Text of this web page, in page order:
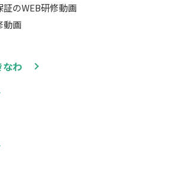
わ
のWEB研修動画
動画